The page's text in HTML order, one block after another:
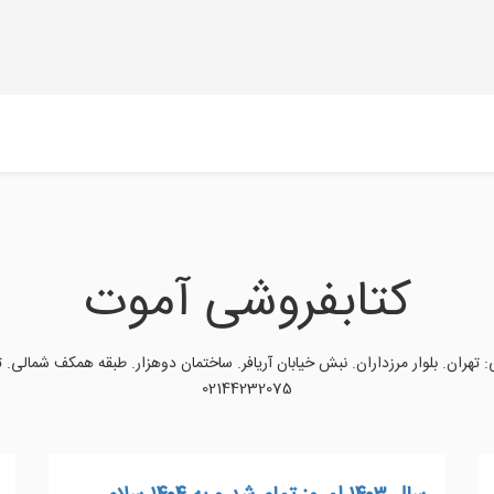
کتابفروشی آموت
تهران. بلوار مرزداران. نبش خیابان آریافر. ساختمان دوهزار. طبقه‌ همکف
02144232075